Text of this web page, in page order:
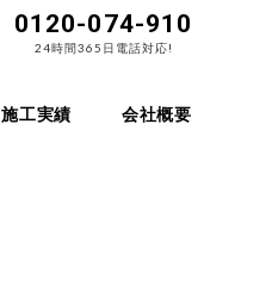
0120-074-910
24時間365日電話対応!
施工実績 会社概要